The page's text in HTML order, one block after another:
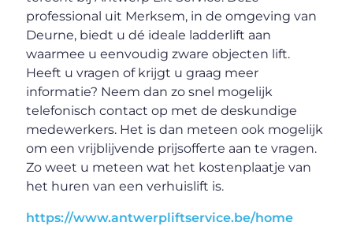
professional uit Merksem, in de omgeving van
Deurne, biedt u dé ideale ladderlift aan
waarmee u eenvoudig zware objecten lift.
Heeft u vragen of krijgt u graag meer
informatie? Neem dan zo snel mogelijk
telefonisch contact op met de deskundige
medewerkers. Het is dan meteen ook mogelijk
om een vrijblijvende prijsofferte aan te vragen.
Zo weet u meteen wat het kostenplaatje van
het huren van een verhuislift is.
https://www.antwerpliftservice.be/home